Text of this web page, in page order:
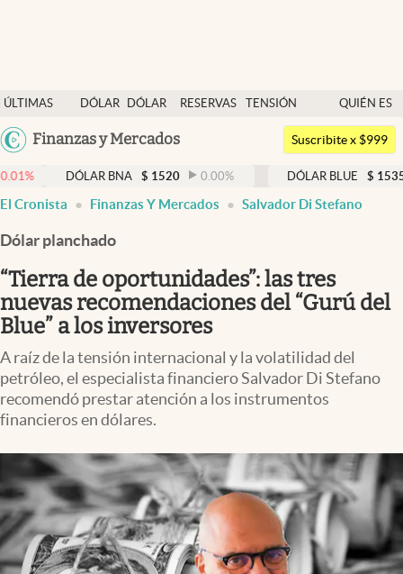
ÚLTIMAS
NOTICIAS
DÓLAR
DÓLAR
RESERVAS
TENSIÓN
GEOPOLÍTICA
QUIÉN ES
QUIÉN
Argentina
Finanzas y Mercados
Dólar
Members
Economía y Política
Finanzas y Mercados
Mercados Online
Negocios
Columnistas
Apertura
Infotechnology
Clima
Mundial 2026
Eventos Corporativos
Suscribite x $999
DÓLAR BNA $ 1520 0.00% DÓLAR BLUE $ 1535 0.66%
El Cronista Finanzas Y Mercados Salvador Di Stefano
Dólar planchado
“Tierra de oportunidades”: las tres
nuevas recomendaciones del “Gurú del
Blue” a los inversores
A raíz de la tensión internacional y la volatilidad del
petróleo, el especialista financiero Salvador Di Stefano
recomendó prestar atención a los instrumentos
financieros en dólares.